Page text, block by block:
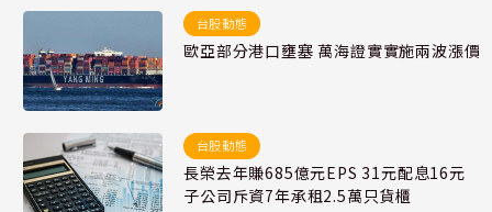
台股動態
歐亞部分港口壅塞 萬海證實實施兩波漲價
台股動態
長榮去年賺685億元EPS 31元配息16元
子公司斥資7年承租2.5萬只貨櫃